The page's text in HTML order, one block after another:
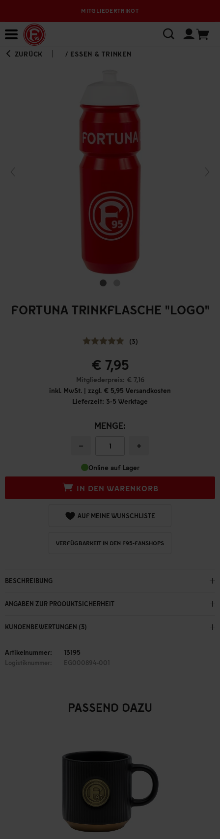
MITGLIEDERTRIKOT
ZURÜCK / ESSEN & TRINKEN
FORTUNA TRINKFLASCHE "LOGO"
(3)
€ 7,95
Mitgliederpreis: € 7,16
inkl. MwSt. | zzgl. € 5,95 Versandkosten
Lieferzeit: 3-5 Werktage
MENGE:
− +
Online auf Lager
IN DEN WARENKORB
AUF MEINE WUNSCHLISTE
VERFÜGBARKEIT IN DEN F95-FANSHOPS
BESCHREIBUNG
ANGABEN ZUR PRODUKTSICHERHEIT
KUNDENBEWERTUNGEN (3)
Artikelnummer: 13195
Logistiknummer: EG000894-001
PASSEND DAZU